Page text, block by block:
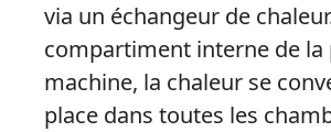
via un échangeur de
compartiment interne de la
machine, la chaleur se
place dans toutes les